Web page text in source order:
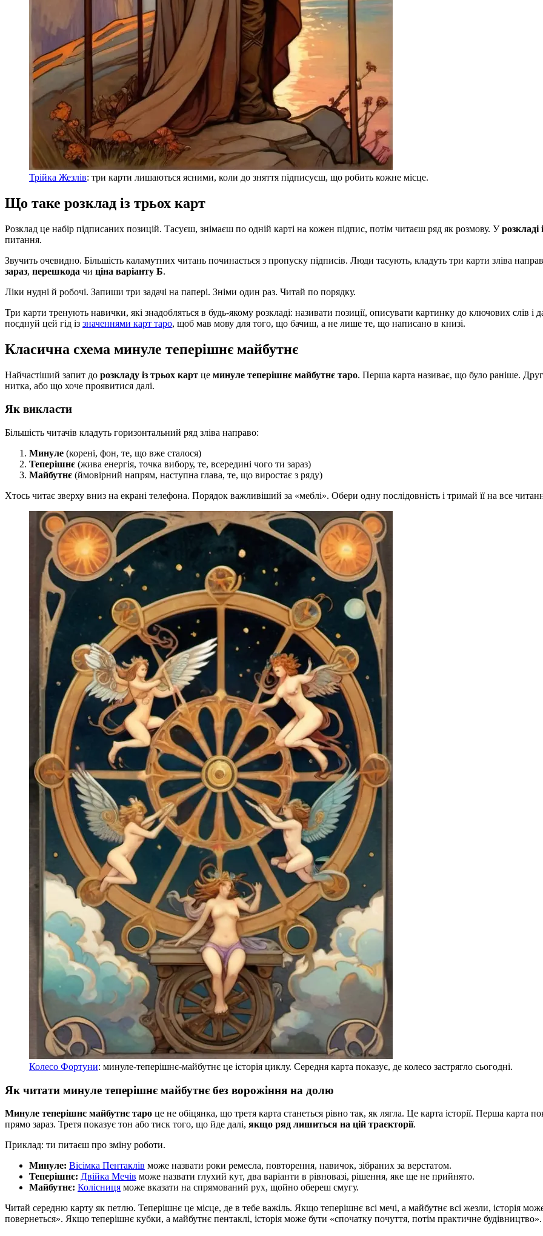
Трійка Жезлів: три карти лишаються ясними, коли до зняття підписуєш, що робить кожне місце.
Що таке розклад із трьох карт
Розклад це набір підписаних позицій. Тасуєш, знімаєш по одній карті на кожен підпис, потім читаєш ряд як розмову. Урозкладі
питання.
Звучить очевидно. Більшість каламутних читань починається з пропуску підписів. Люди тасують, кладуть три карти зліва
зараз, перешкода чи ціна варіанту Б.
Ліки нудні й робочі. Запиши три задачі на папері. Зніми один раз. Читай по порядку.
Три карти тренують навички, які знадобляться в будь-якому розкладі: називати позиції, описувати картинку до ключових слів
поєднуй цей гід із значеннями карт таро, щоб мав мову для того, що бачиш, а не лише те, що написано в книзі.
Класична схема минуле теперішнє майбутнє
Найчастіший запит до розкладу із трьох карт це минуле теперішнє майбутнє таро. Перша карта називає, що було раніше.
нитка, або що хоче проявитися далі.
Як викласти
Більшість читачів кладуть горизонтальний ряд зліва направо:
Минуле (корені, фон, те, що вже сталося)
Теперішнє (жива енергія, точка вибору, те, всередині чого ти зараз)
Майбутнє (ймовірний напрям, наступна глава, те, що виростає з ряду)
Хтось читає зверху вниз на екрані телефона. Порядок важливіший за «меблі». Обери одну послідовність і тримай її на все
Колесо Фортуни: минуле-теперішнє-майбутнє це історія циклу. Середня карта показує, де колесо застрягло сьогодні.
Як читати минуле теперішнє майбутнє без ворожіння на долю
Минуле теперішнє майбутнє таро це не обіцянка, що третя карта станеться рівно так, як лягла. Це карта історії. Перша карта
прямо зараз. Третя показує тон або тиск того, що йде далі, якщо ряд лишиться на цій траєкторії.
Приклад: ти питаєш про зміну роботи.
Минуле: Вісімка Пентаклів може назвати роки ремесла, повторення, навичок, зібраних за верстатом.
Теперішнє: Двійка Мечів може назвати глухий кут, два варіанти в рівновазі, рішення, яке ще не прийнято.
Майбутнє: Колісниця може вказати на спрямований рух, щойно обереш смугу.
Читай середню карту як петлю. Теперішнє це місце, де в тебе важіль. Якщо теперішнє всі мечі, а майбутнє всі жезли, історія
повернеться». Якщо теперішнє кубки, а майбутнє пентаклі, історія може бути «спочатку почуття, потім практичне будівництво».